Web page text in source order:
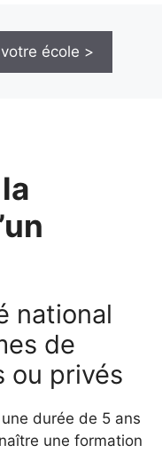
On vous aide à trouver votre école >
national
de
ou privés
durée de 5 ans
une formation